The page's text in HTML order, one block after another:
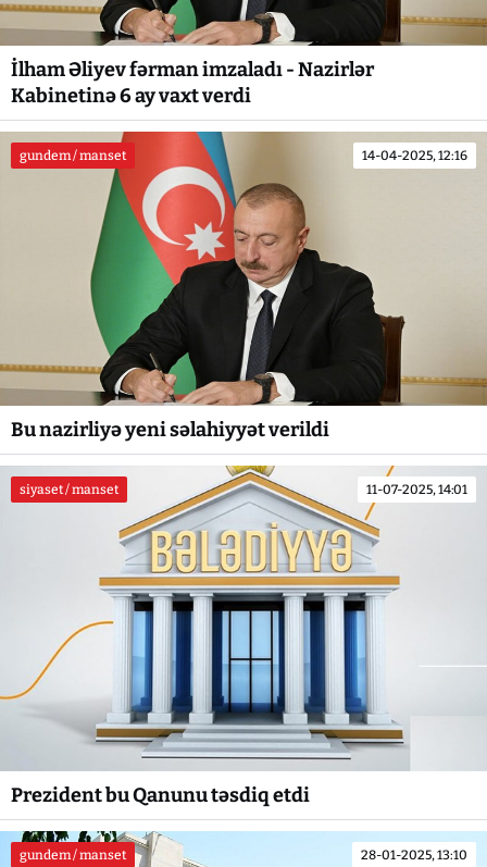
İlham Əliyev fərman imzaladı - Nazirlər
Kabinetinə 6 ay vaxt verdi
gundem / manset 14-04-2025, 12:16
Bu nazirliyə yeni səlahiyyət verildi
siyaset / manset 11-07-2025, 14:01
Prezident bu Qanunu təsdiq etdi
gundem / manset 28-01-2025, 13:10